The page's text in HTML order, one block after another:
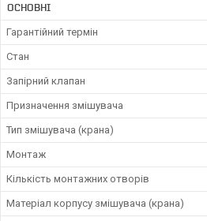
ОСНОВНІ
Гарантійний термін
Стан
Запірний клапан
Призначення змішувача
Тип змішувача (крана)
Монтаж
Кількість монтажних отворів
Матеріал корпусу змішувача (крана)